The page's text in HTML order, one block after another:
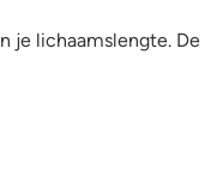
je lichaamslengte. De